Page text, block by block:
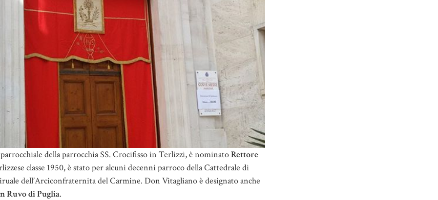
della parrocchia SS. Crocifisso in Terlizzi, è nominatoRettore
classe 1950, è stato per alcuni decenni parroco della Cattedrale di
dell’Arciconfraternita del Carmine. Don Vitagliano è designato anche
Ruvo di Puglia.